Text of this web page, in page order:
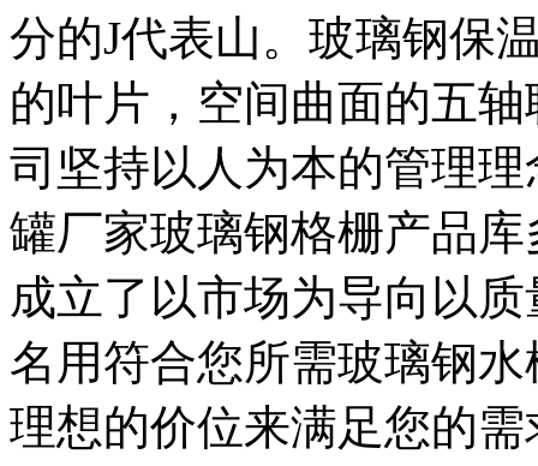
分的J代表山。玻璃钢保
的叶片，空间曲面的五
司坚持以人为本的管理
罐厂家玻璃钢格栅产品
成立了以市场为导向以
名用符合您所需玻璃钢
理想的价位来满足您的